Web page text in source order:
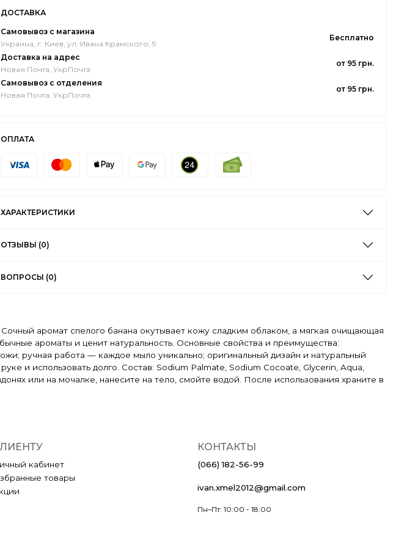
ДОСТАВКА
Самовывоз с магазина
Украина, г. Киев, ул. Ивана Крамского, 9
Бесплатно
Доставка на адрес
Новая Почта, УкрПочта
от 95 грн.
Самовывоз с отделения
Новая Почта, УкрПочта
от 95 грн.
ОПЛАТА
ХАРАКТЕРИСТИКИ
ОТЗЫВЫ (0)
ВОПРОСЫ (0)
аромат спелого банана окутывает кожу сладким облаком, а мягкая очищающая
ароматы и ценит натуральность. Основные свойства и преимущества:
ручная работа — каждое мыло уникально; оригинальный дизайн и натуральный
и использовать долго. Состав: Sodium Palmate, Sodium Cocoate, Glycerin, Aqua,
или на мочалке, нанесите на тело, смойте водой. После использования храните в
кабинет
товары
КОНТАКТЫ
(066) 182-56-99
ivan.xmel2012@gmail.com
Пн–Пт: 10:00 - 18:00